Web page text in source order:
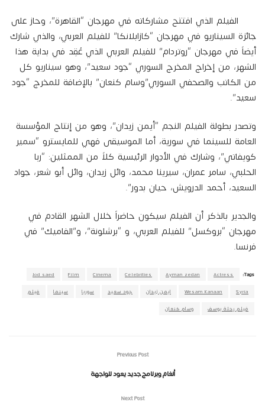
الفيلم الذي افتتح مشاركاته في مهرجان “القاهرة”، وحاز على
جائزة السيناريو في مهرجان “كازابلانكا” للفيلم العربي، والذي شارك
أيضاً في مهرجان “روتردام” للفيلم العربي الذي عُقِد في بداية هذا
الشهر، من إخراج المخرج السوري “جود سعيد”، وهو سيناريو كل
من الكاتب والصحفي السوري”وسام كنعان” بالإضافة للمخرج “جود
سعيد”.
وتصدر بطولة الفيلم النجم “أيمن زيدان”، وهو من إنتاج المؤسسة
العامة للسينما في سورية، أما الموسيقى فهي للمايسترو “سمير
كويفاتي”، وشارك في الأدوار الرئيسية كلاً من الممثلين: “ربا
الحلبي، سامر عمران، سيرينا محمد، وائل زيدان، وائل أبو شعر، جواد
السعيد، أحمد الدرويش، حيان بدور”.
والجدير بالذكر أن الفيلم سيكون حاضراً خلال الشهر القادم في
مهرجان “بروكسل” للفيلم العربي، و “برشلونة”، و”الفاميك” في
فرنسا.
Tags:
Actress
Ayman zedan
Celebrities
Cinema
Film
Jod saed
Syria
Wesam kanaan ايمن زيدان جود سعيد سوريا سينما فيلم
فيلم رحلة يوسف وسام كنعان
Previous Post
أنغام وبرنامج جديد يعود للواجهة
Next Post